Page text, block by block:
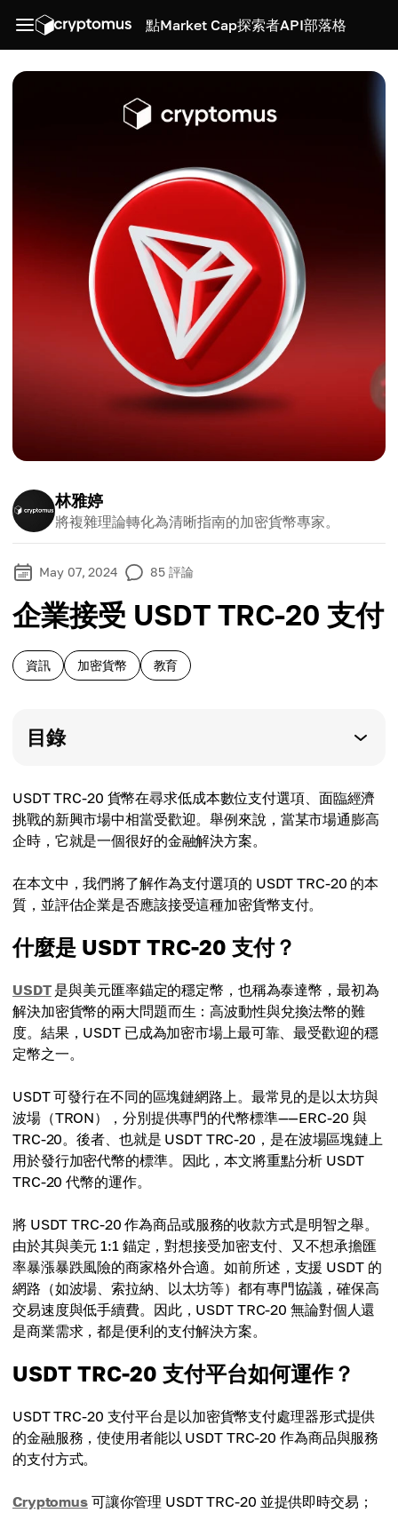
點Market Cap探索者API部落格
林雅婷
將複雜理論轉化為清晰指南的加密貨幣專家。
May 07, 2024 85 評論
企業接受 USDT TRC-20 支付
資訊 加密貨幣 教育
目錄
USDT TRC-20 貨幣在尋求低成本數位支付選項、面臨經濟
挑戰的新興市場中相當受歡迎。舉例來說，當某市場通膨高
企時，它就是一個很好的金融解決方案。
在本文中，我們將了解作為支付選項的 USDT TRC-20 的本
質，並評估企業是否應該接受這種加密貨幣支付。
什麼是 USDT TRC-20 支付？
USDT是與美元匯率錨定的穩定幣，也稱為泰達幣，最初為
解決加密貨幣的兩大問題而生：高波動性與兌換法幣的難
度。結果，USDT 已成為加密市場上最可靠、最受歡迎的穩
定幣之一。
USDT 可發行在不同的區塊鏈網路上。最常見的是以太坊與
波場（TRON），分別提供專門的代幣標準——ERC-20 與
TRC-20。後者、也就是 USDT TRC-20，是在波場區塊鏈上
用於發行加密代幣的標準。因此，本文將重點分析 USDT
TRC-20 代幣的運作。
將 USDT TRC-20 作為商品或服務的收款方式是明智之舉。
由於其與美元 1:1 錨定，對想接受加密支付、又不想承擔匯
率暴漲暴跌風險的商家格外合適。如前所述，支援 USDT 的
網路（如波場、索拉納、以太坊等）都有專門協議，確保高
交易速度與低手續費。因此，USDT TRC-20 無論對個人還
是商業需求，都是便利的支付解決方案。
USDT TRC-20 支付平台如何運作？
USDT TRC-20 支付平台是以加密貨幣支付處理器形式提供
的金融服務，使使用者能以 USDT TRC-20 作為商品與服務
的支付方式。
Cryptomus可讓你管理 USDT TRC-20 並提供即時交易；